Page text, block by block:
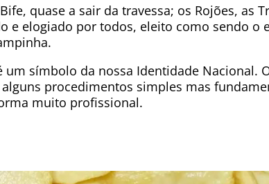
quase a sair da travessa; os Rojões, as
e elogiado por todos, eleito como sendo o
símbolo da nossa Identidade Nacional.
procedimentos simples mas
muito profissional.